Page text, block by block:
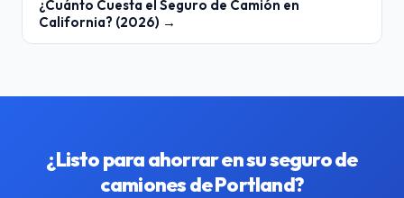
¿Cuánto Cuesta el Seguro de Camión en
California? (2026) →
¿Listo para ahorrar en su seguro de
camiones de Portland?